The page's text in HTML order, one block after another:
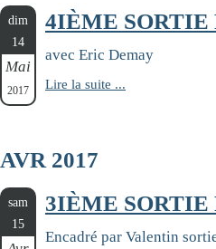
dim
14
Mai
2017
4IÈME SORTIE
avec Eric Demay
Lire la suite ...
AVR 2017
sam
15
3IÈME SORTIE
Encadré par Valentin